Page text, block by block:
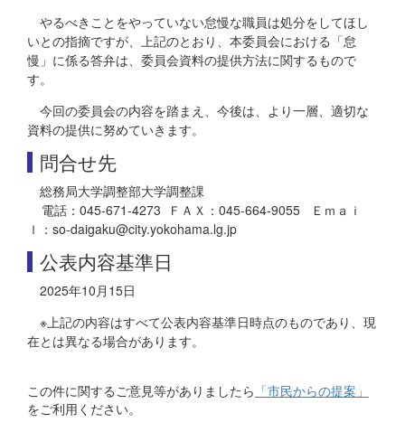
やるべきことをやっていない怠慢な職員は処分をしてほし
いとの指摘ですが、上記のとおり、本委員会における「怠
慢」に係る答弁は、委員会資料の提供方法に関するもので
す。
今回の委員会の内容を踏まえ、今後は、より一層、適切な
資料の提供に努めていきます。
問合せ先
総務局大学調整部大学調整課
電話：045-671-4273 ＦＡＸ：045-664-9055 Ｅｍａｉ
ｌ：so-daigaku@city.yokohama.lg.jp
公表内容基準日
2025年10月15日
※上記の内容はすべて公表内容基準日時点のものであり、現
在とは異なる場合があります。
この件に関するご意見等がありましたら 「市民からの提案」
をご利用ください。